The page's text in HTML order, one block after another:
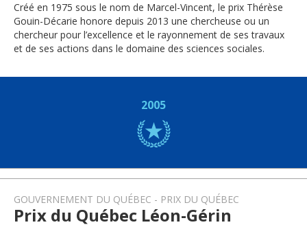
Créé en 1975 sous le nom de Marcel-Vincent, le prix Thérèse
Gouin-Décarie honore depuis 2013 une chercheuse ou un
chercheur pour l’excellence et le rayonnement de ses travaux
et de ses actions dans le domaine des sciences sociales.
2005
GOUVERNEMENT DU QUÉBEC PRIX DU QUÉBEC
Prix du Québec Léon-Gérin